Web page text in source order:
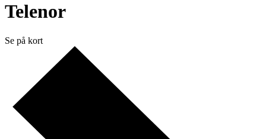
Telenor
Se på kort